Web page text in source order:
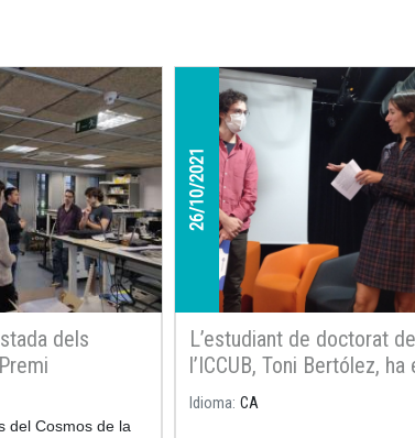
dels
2021
del Cosmos de la
26/10/2021
L’estudiant de doctorat de
l’ICCUB, Toni Bertólez,
guardonat amb el premi de
Idioma CA